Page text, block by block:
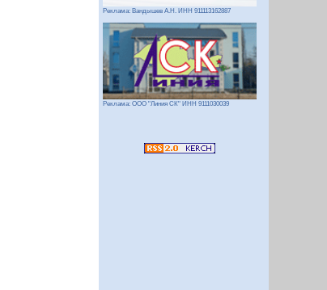
Реклама: Вандышев А.Н. ИНН 911113162887
Реклама: ООО "Линия СК" ИНН 9111030039